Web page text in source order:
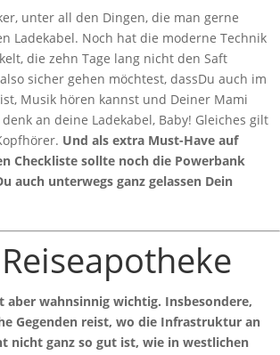
unter all den Dingen, die man gerne
Ladekabel. Noch hat die moderne Technik
die zehn Tage lang nicht den Saft
sicher gehen möchtest, dassDu auch im
Musik hören kannst und Deiner Mami
an deine Ladekabel, Baby! Gleiches gilt
Und als extra Must-Have auf
Checkliste sollte noch die Powerbank
auch unterwegs ganz gelassen Dein
aber wahnsinnig wichtig. Insbesondere,
Gegenden reist, wo die Infrastruktur an
nicht ganz so gut ist, wie in westlichen